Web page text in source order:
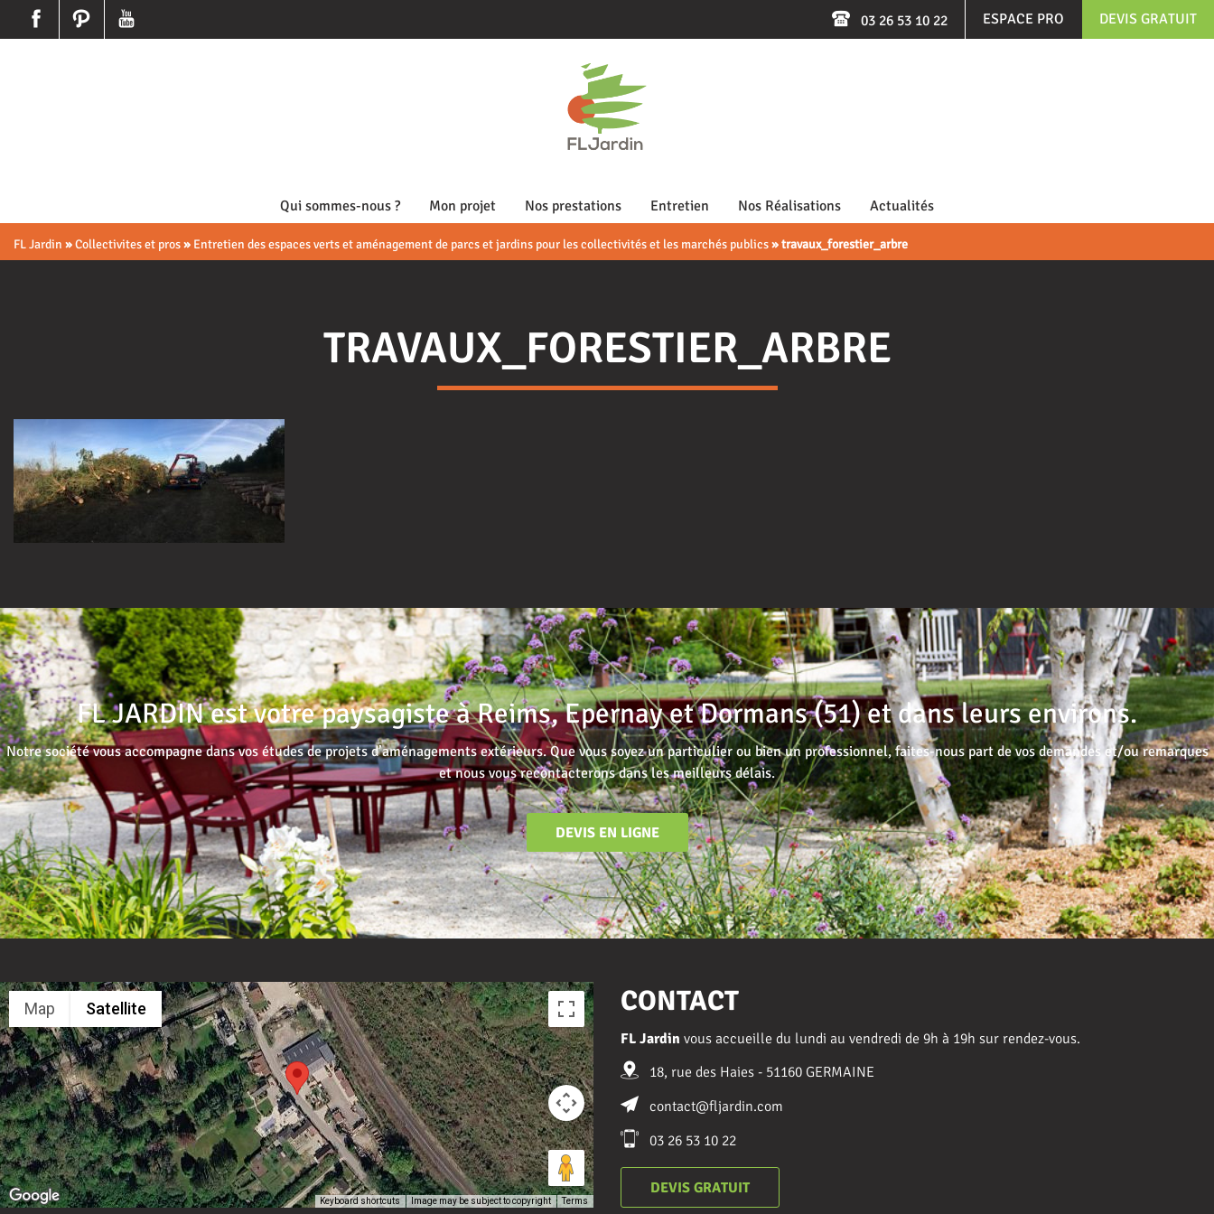
03 26 53 10 22 ESPACE PRO DEVIS GRATUIT
Qui sommes-nous ? Mon projet Nos prestations Entretien Nos Réalisations Actualités
FL Jardin »Collectivites et pros» Entretien des espaces verts et aménagement de parcs et jardins pour les collectivités et les marchés publics»travaux_forestier_arbre
TRAVAUX_FORESTIER_ARBRE
FL JARDIN est votre paysagiste à Reims, Epernay et Dormans (51) et dans leurs environs.
Notre société vous accompagne dans vos études de projets d’aménagements extérieurs. Que vous soyez un particulier ou bien un professionnel, faites-nous part de vos demandes et/ou remarques
et nous vous recontacterons dans les meilleurs délais.
DEVIS EN LIGNE
Map Satellite
Keyboard shortcuts Image may be subject to copyright Terms
CONTACT
FL Jardin vous accueille du lundi au vendredi de 9h à 19h sur rendez-vous.
18, rue des Haies - 51160 GERMAINE
contact@fljardin.com
03 26 53 10 22
DEVIS GRATUIT